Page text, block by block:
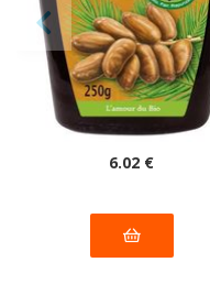
Sirop de DATTE BIO
vegan sans
allergènes
Rapunzel : 250
grammes
(dluo 06/08/2027) BIO.
Sans les 14 allergènes
majeurs
6.02 €